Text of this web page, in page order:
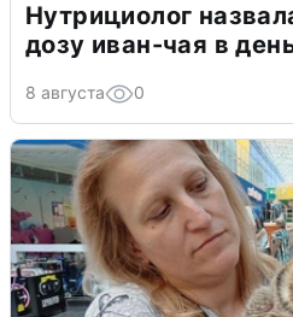
Нутрициолог
дозу иван-чая в
8 августа 0